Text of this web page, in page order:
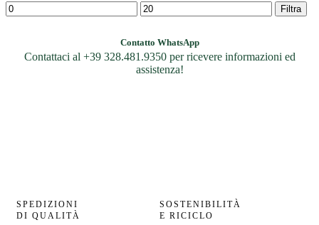
Filtra
Contatto WhatsApp
Contattaci al +39 328.481.9350 per ricevere informazioni ed
assistenza!
SPEDIZIONI
DI QUALITÀ
SOSTENIBILITÀ
E RICICLO